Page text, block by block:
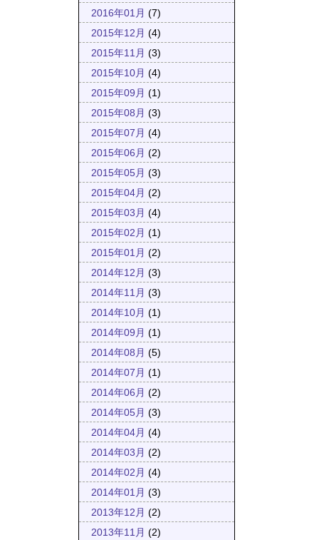
2016年01月 (7)
2015年12月 (4)
2015年11月 (3)
2015年10月 (4)
2015年09月 (1)
2015年08月 (3)
2015年07月 (4)
2015年06月 (2)
2015年05月 (3)
2015年04月 (2)
2015年03月 (4)
2015年02月 (1)
2015年01月 (2)
2014年12月 (3)
2014年11月 (3)
2014年10月 (1)
2014年09月 (1)
2014年08月 (5)
2014年07月 (1)
2014年06月 (2)
2014年05月 (3)
2014年04月 (4)
2014年03月 (2)
2014年02月 (4)
2014年01月 (3)
2013年12月 (2)
2013年11月 (2)